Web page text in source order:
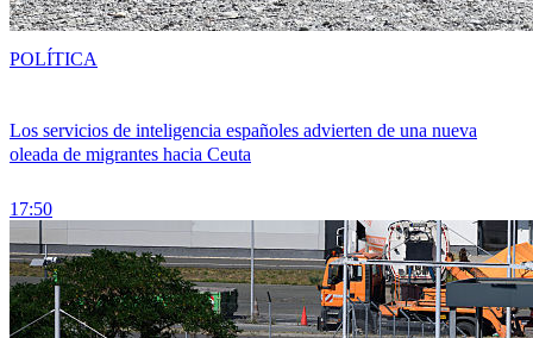
Los servicios de inteligencia españoles advierten de una nueva
oleada de migrantes hacia Ceuta
17:50
POLÍTICA